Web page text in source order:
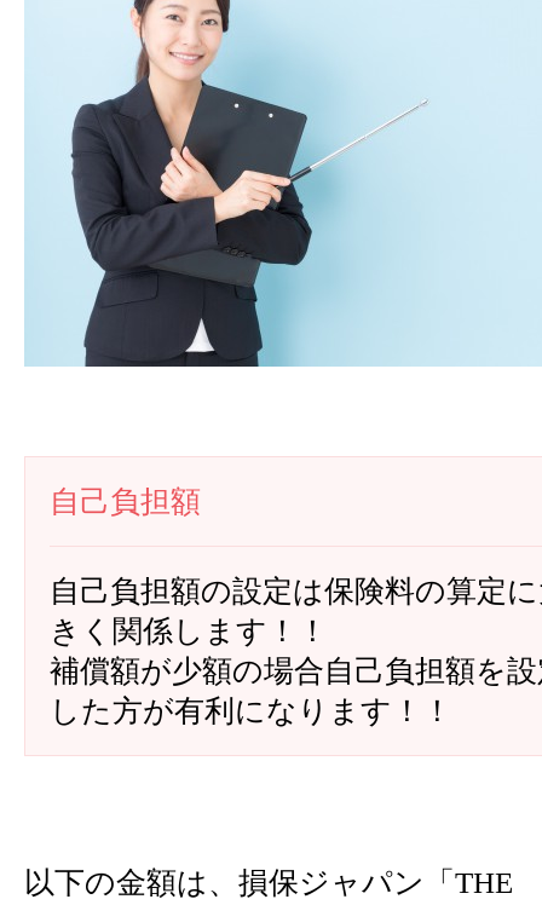
自己負担額
自己負担額の設定は保険料の算定
きく関係します！！
補償額が少額の場合自己負担額を
した方が有利になります！！
以下の金額は、損保ジャパン「